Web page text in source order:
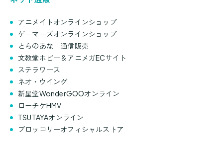
アニメイトオンラインショップ
ゲーマーズオンラインショップ
とらのあな 通信販売
文教堂ホビー＆アニメガECサイト
ステラワース
ネオ・ウイング
新星堂WonderGOOオンライン
ローチケHMV
TSUTAYAオンライン
ブロッコリーオフィシャルストア